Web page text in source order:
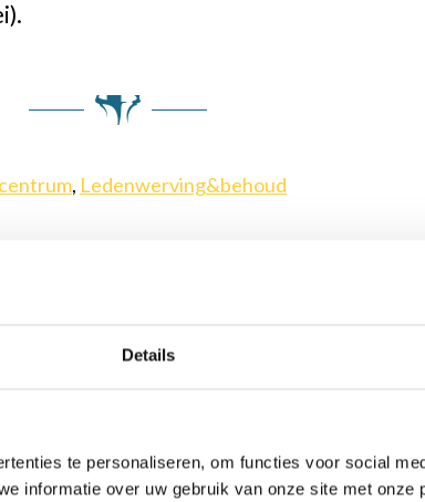
Details
te personaliseren, om functies voor social
informatie over uw gebruik van onze site met onze
, Ledenwerving&behoud